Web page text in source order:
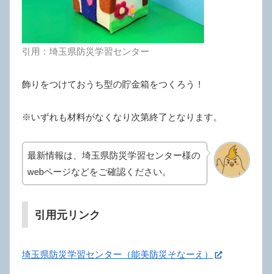
引用：埼玉県防災学習センター
飾りをつけておうち型の貯金箱をつくろう！
※いずれも材料がなくなり次第終了となります。
最新情報は、埼玉県防災学習センター様の
webページなどをご確認ください。
引用元リンク
埼玉県防災学習センター（能美防災そなーえ）